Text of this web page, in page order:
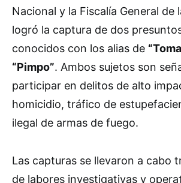
Nacional y la Fiscalía General de
logró la captura de dos
conocidos con los alias de
“Pimpo”. Ambos sujetos son
participar en delitos de alto
homicidio, tráfico de
ilegal de armas de fuego.
Las capturas se llevaron a cabo
de labores investigativas y